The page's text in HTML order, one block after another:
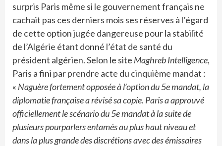
surpris Paris même si le gouvernement français ne
cachait pas ces derniers mois ses réserves à l’égard
de cette option jugée dangereuse pour la stabilité
de l’Algérie étant donné l’état de santé du
président algérien. Selon le site Maghreb Intelligence,
Paris a fini par prendre acte du cinquième mandat :
« Naguère fortement opposée à l’option du 5e mandat, la
diplomatie française a révisé sa copie. Paris a approuvé
officiellement le scénario du 5e mandat à la suite de
plusieurs pourparlers entamés au plus haut niveau et
dans la plus grande des discrétions avec des émissaires